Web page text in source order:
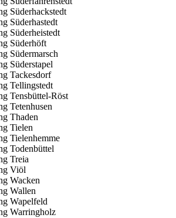
Süderhackstedt
Süderhastedt
Süderheistedt
Süderhöft
Südermarsch
Süderstapel
Tackesdorf
Tellingstedt
Tensbüttel-Röst
Tetenhusen
Thaden
Tielen
Tielenhemme
Todenbüttel
Treia
Viöl
Wacken
Wallen
Wapelfeld
Warringholz